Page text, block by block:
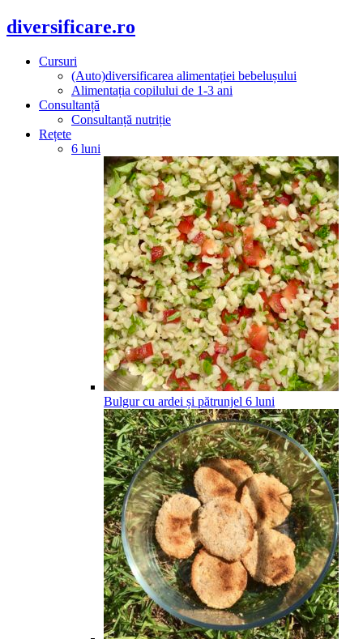
diversificare.ro
Cursuri
(Auto)diversificarea alimentației bebelușului
Alimentația copilului de 1-3 ani
Consultanță
Consultanță nutriție
Rețete
6 luni
Bulgur cu ardei și pătrunjel 6 luni